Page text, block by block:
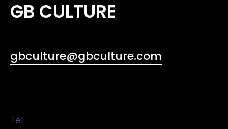
GB CULTURE
gbculture@gbculture.com
Tel